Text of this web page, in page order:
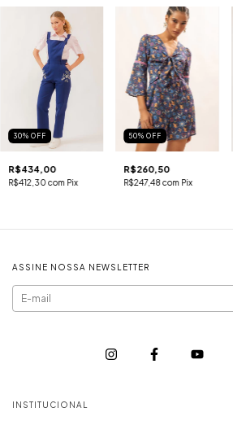
30% OFF
R$434,00
R$412,30com Pix
50%OFF
R$260,50
R$247,48com Pix
ASSINE NOSSA NEWSLETTER
INSTITUCIONAL